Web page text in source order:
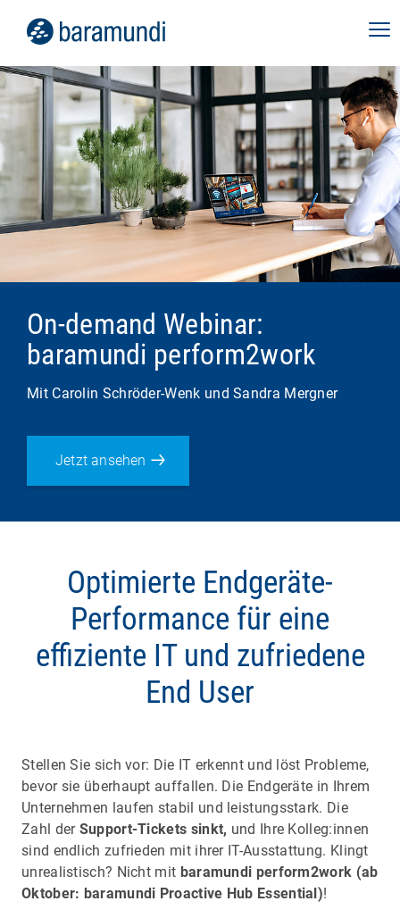
On-demand Webinar:
baramundi perform2work
Mit Carolin Schröder-Wenk und Sandra Mergner
Jetzt ansehen
Optimierte Endgeräte-
Performance für eine
effiziente IT und zufriedene
End User
Stellen Sie sich vor: Die IT erkennt und löst Probleme,
bevor sie überhaupt auffallen. Die Endgeräte in Ihrem
Unternehmen laufen stabil und leistungsstark. Die
Zahl der Support-Tickets sinkt, und Ihre Kolleg:innen
sind endlich zufrieden mit ihrer IT-Ausstattung. Klingt
unrealistisch? Nicht mit baramundi perform2work (ab
Oktober: baramundi Proactive Hub Essential)!